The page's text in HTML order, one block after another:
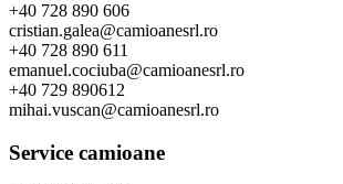
+40 728 890 606
cristian.galea@camioanesrl.ro
+40 728 890 611
emanuel.cociuba@camioanesrl.ro
+40 729 890612
mihai.vuscan@camioanesrl.ro
Service camioane